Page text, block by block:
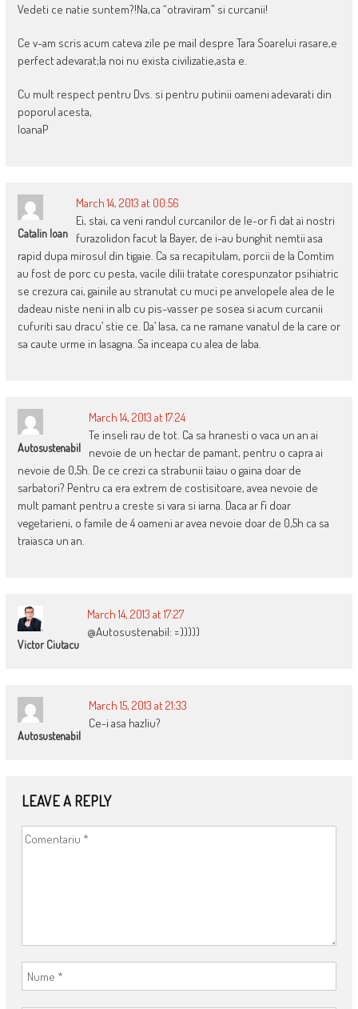
Vedeti ce natie suntem?!Na,ca “otraviram” si curcanii!
Ce v-am scris acum cateva zile pe mail despre Tara Soarelui rasare,e
perfect adevarat;la noi nu exista civilizatie,asta e.
Cu mult respect pentru Dvs. si pentru putinii oameni adevarati din
poporul acesta,
IoanaP
Catalin Ioan
March 14, 2013 at 00:56
Ei, stai, ca veni randul curcanilor de le-or fi dat ai nostri
furazolidon facut la Bayer, de i-au bunghit nemtii asa
rapid dupa mirosul din tigaie. Ca sa recapitulam, porcii de la Comtim
au fost de porc cu pesta, vacile dilii tratate corespunzator psihiatric
se crezura cai, gainile au stranutat cu muci pe anvelopele alea de le
dadeau niste neni in alb cu pis-vasser pe sosea si acum curcanii
cufuriti sau dracu’ stie ce. Da’ lasa, ca ne ramane vanatul de la care or
sa caute urme in lasagna. Sa inceapa cu alea de laba.
Autosustenabil
March 14, 2013 at 17:24
Te inseli rau de tot. Ca sa hranesti o vaca un an ai
nevoie de un hectar de pamant, pentru o capra ai
nevoie de 0,5h. De ce crezi ca strabunii taiau o gaina doar de
sarbatori? Pentru ca era extrem de costisitoare, avea nevoie de
mult pamant pentru a creste si vara si iarna. Daca ar fi doar
vegetarieni, o famile de 4 oameni ar avea nevoie doar de 0,5h ca sa
traiasca un an.
Victor Ciutacu
March 14, 2013 at 17:27
@Autosustenabil: =)))))
Autosustenabil
March 15, 2013 at 21:33
Ce-i asa hazliu?
LEAVE A REPLY